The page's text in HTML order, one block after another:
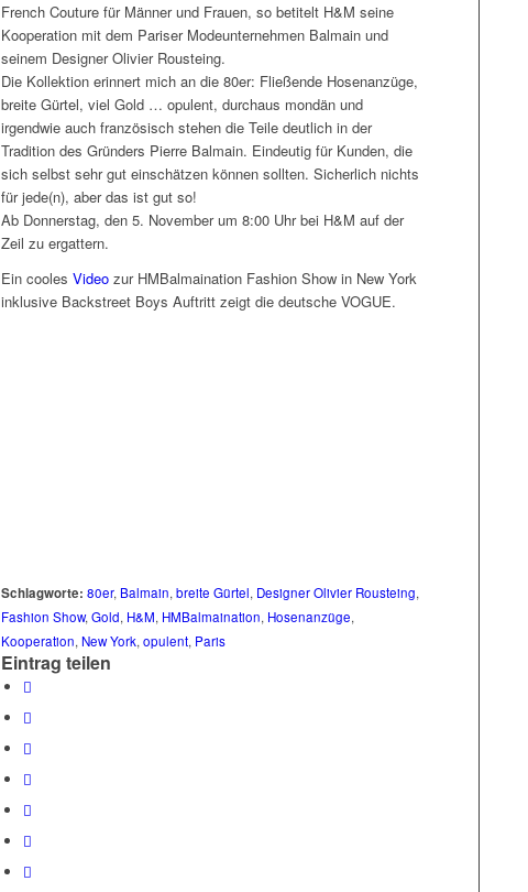
French Couture für Männer und Frauen, so betitelt H&M seine
Kooperation mit dem Pariser Modeunternehmen Balmain und
seinem Designer Olivier Rousteing.
Die Kollektion erinnert mich an die 80er: Fließende Hosenanzüge,
breite Gürtel, viel Gold … opulent, durchaus mondän und
irgendwie auch französisch stehen die Teile deutlich in der
Tradition des Gründers Pierre Balmain. Eindeutig für Kunden, die
sich selbst sehr gut einschätzen können sollten. Sicherlich nichts
für jede(n), aber das ist gut so!
Ab Donnerstag, den 5. November um 8:00 Uhr bei H&M auf der
Zeil zu ergattern.
Ein cooles Video zur HMBalmaination Fashion Show in New York
inklusive Backstreet Boys Auftritt zeigt die deutsche VOGUE.
Schlagworte: 80er, Balmain, breite Gürtel, Designer Olivier Rousteing,
Fashion Show, Gold, H&M, HMBalmaination, Hosenanzüge,
Kooperation, New York, opulent, Paris
Eintrag teilen